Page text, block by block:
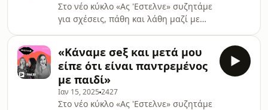
Στο νέο κύκλο «Ας 'Εστελνε» συζητάμε
για σχέσεις, πάθη και λάθη μαζί με
director Λάζαρο Ορφανίδη και
διαβάζουμε μαζί τους ερωτικούς
προβληματισμούς φίλων που μας
στέλνουν!
«Κάναμε σeξ και μετά μου
είπε ότι είναι παντρεμένος
με παιδί»
Ιαν 15, 2025 2427
Στο νέο κύκλο «Ας 'Εστελνε» συζητάμε